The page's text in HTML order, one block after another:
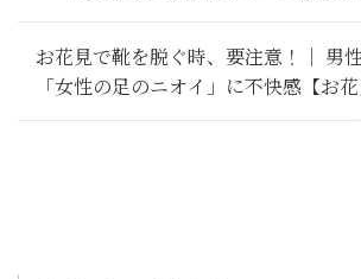
お花見で靴を脱ぐ時、要注意！｜ 男
「女性の足のニオイ」に不快感【お
大調査】